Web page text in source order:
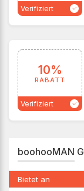
Verifiziert
10%
RABATT
Verifiziert
boohooMAN
Bietet an